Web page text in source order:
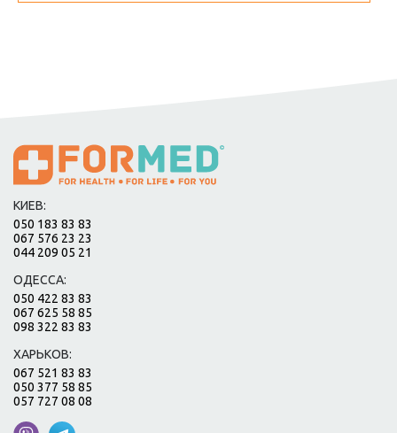
КИЕВ:
050 183 83 83
067 576 23 23
044 209 05 21
ОДЕССА:
050 422 83 83
067 625 58 85
098 322 83 83
ХАРЬКОВ:
067 521 83 83
050 377 58 85
057 727 08 08